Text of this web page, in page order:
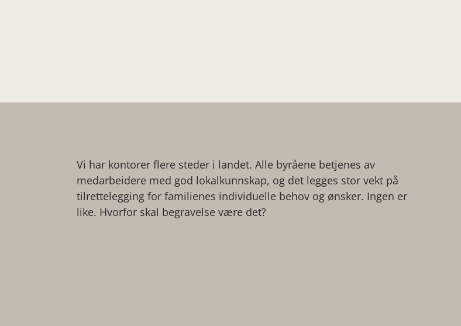
Vi har kontorer flere steder i landet. Alle byråene betjenes av
medarbeidere med god lokalkunnskap, og det legges stor vekt på
tilrettelegging for familienes individuelle behov og ønsker. Ingen er
like. Hvorfor skal begravelse være det?